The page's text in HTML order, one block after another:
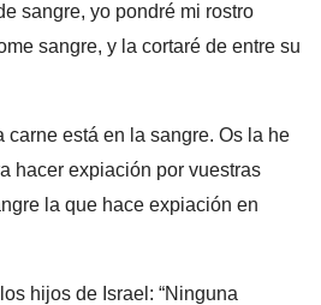
sangre, yo pondré mi rostro
sangre, y la cortaré de entre su
carne está en la sangre. Os la he
hacer expiación por vuestras
la que hace expiación en
hijos de Israel: “Ninguna